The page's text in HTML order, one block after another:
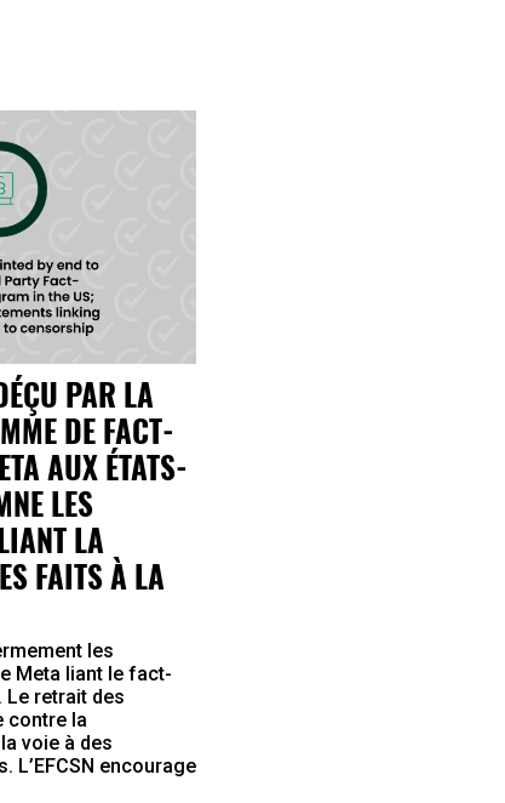
PAR LA
DE FACT-
AUX ÉTATS-
LES
LA
FAITS À LA
les
Meta liant le fact-
Le retrait des
contre la
voie à des
L’EFCSN encourage